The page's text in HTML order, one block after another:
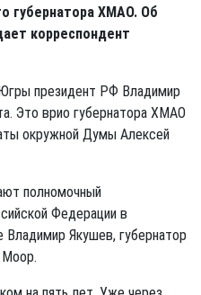
губернатора ХМАО. Об
корреспондент
президент РФ Владимир
Это врио губернатора ХМАО
окружной Думы Алексей
полномочный
Федерации в
Владимир Якушев, губернатор
Моор.